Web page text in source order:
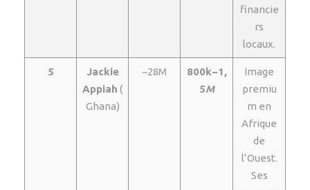
financie
rs
locaux.
5
Jackie
Appiah (
Ghana)
~28M
800k−1,
5M
Image
premiu
m en
Afrique
de
l’Ouest.
Ses